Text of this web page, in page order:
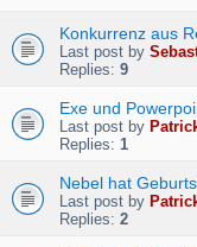
Konkurrenz aus
Last post by
Replies: 9
Exe und
Last post by
Replies: 1
Nebel hat
Last post by
Replies: 2